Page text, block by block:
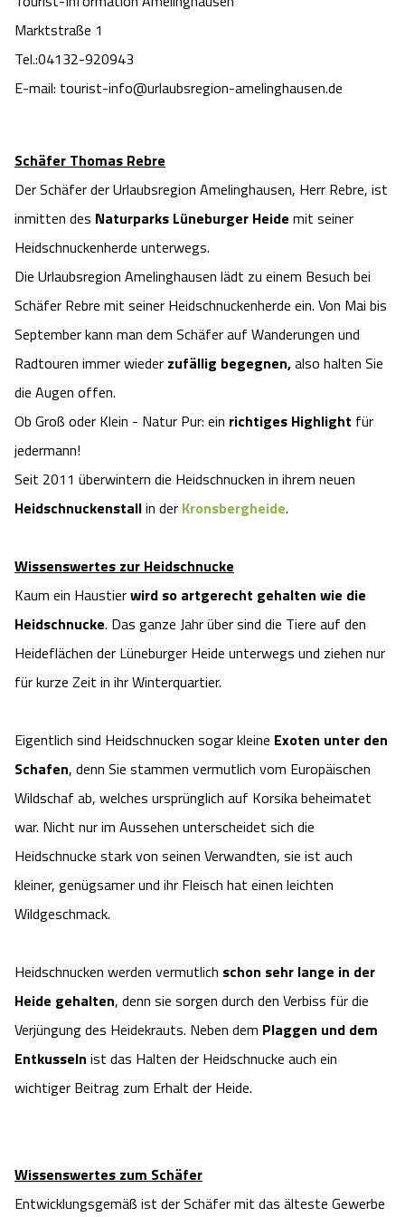
Urlaub auf dem Bauernhof
Anreise
Kataloge
Videos
Angebote
Kontakt
HeideSpezialitäten
Unterkünfte
Naturhotels
Urlaub auf dem Bauernhof
Landschaftsführungen
Wildpark Schwarze Berge
Wildpark Müden
Snow World Bispingen
Ralf Schumacher Kart & Bowl
Das verrückte Haus
Abenteuerland Trampolin-Park
Adventure District Bispingen
Ausflugsziele
Kulinarisches Celle
Veranstaltungen & Führungen Celle
Marktstraße 1
Tel.:04132-920943
E-mail: tourist-info@urlaubsregion-amelinghausen.de
Schäfer Thomas Rebre
Der Schäfer der Urlaubsregion Amelinghausen, Herr Rebre, ist
inmitten des Naturparks Lüneburger Heide mit seiner
Heidschnuckenherde unterwegs.
Die Urlaubsregion Amelinghausen lädt zu einem Besuch bei
Schäfer Rebre mit seiner Heidschnuckenherde ein. Von Mai bis
September kann man dem Schäfer auf Wanderungen und
Radtouren immer wieder zufällig begegnen,also halten Sie
die Augen offen.
Ob Groß oder Klein - Natur Pur: ein richtiges Highlight für
jedermann!
Seit 2011 überwintern die Heidschnucken in ihrem neuen
Heidschnuckenstallin der Kronsbergheide.
Wissenswertes zur Heidschnucke
Kaum ein Haustierwird so artgerecht gehalten wie die
Heidschnucke. Das ganze Jahr über sind die Tiere auf den
Heideflächen der Lüneburger Heide unterwegs und ziehen nur
für kurze Zeit in ihr Winterquartier.
Eigentlich sind Heidschnucken sogar kleine Exoten unter den
Schafen, denn Sie stammen vermutlich vom Europäischen
Wildschaf ab, welches ursprünglich auf Korsika beheimatet
war. Nicht nur im Aussehen unterscheidet sich die
Heidschnucke stark von seinen Verwandten, sie ist auch
kleiner, genügsamer und ihr Fleisch hat einen leichten
Wildgeschmack.
Heidschnucken werden vermutlich schon sehr lange in der
Heide gehalten, denn sie sorgen durch den Verbiss für die
Verjüngung des Heidekrauts. Neben dem Plaggen und dem
Entkusseln ist das Halten der Heidschnucke auch ein
wichtiger Beitrag zum Erhalt der Heide.
Wissenswertes zum Schäfer
Entwicklungsgemäß ist der Schäfer mit das älteste Gewerbe